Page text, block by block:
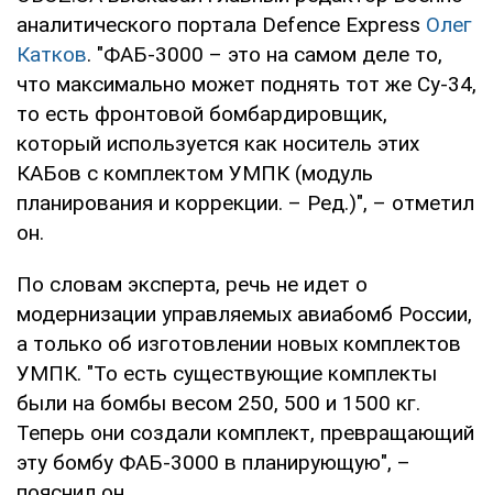
аналитического портала Defence Express Олег
Катков. "ФАБ-3000 – это на самом деле то,
что максимально может поднять тот же Су-34,
то есть фронтовой бомбардировщик,
который используется как носитель этих
КАБов с комплектом УМПК (модуль
планирования и коррекции. – Ред.)", – отметил
он.
По словам эксперта, речь не идет о
модернизации управляемых авиабомб России,
а только об изготовлении новых комплектов
УМПК. "То есть существующие комплекты
были на бомбы весом 250, 500 и 1500 кг.
Теперь они создали комплект, превращающий
эту бомбу ФАБ-3000 в планирующую", –